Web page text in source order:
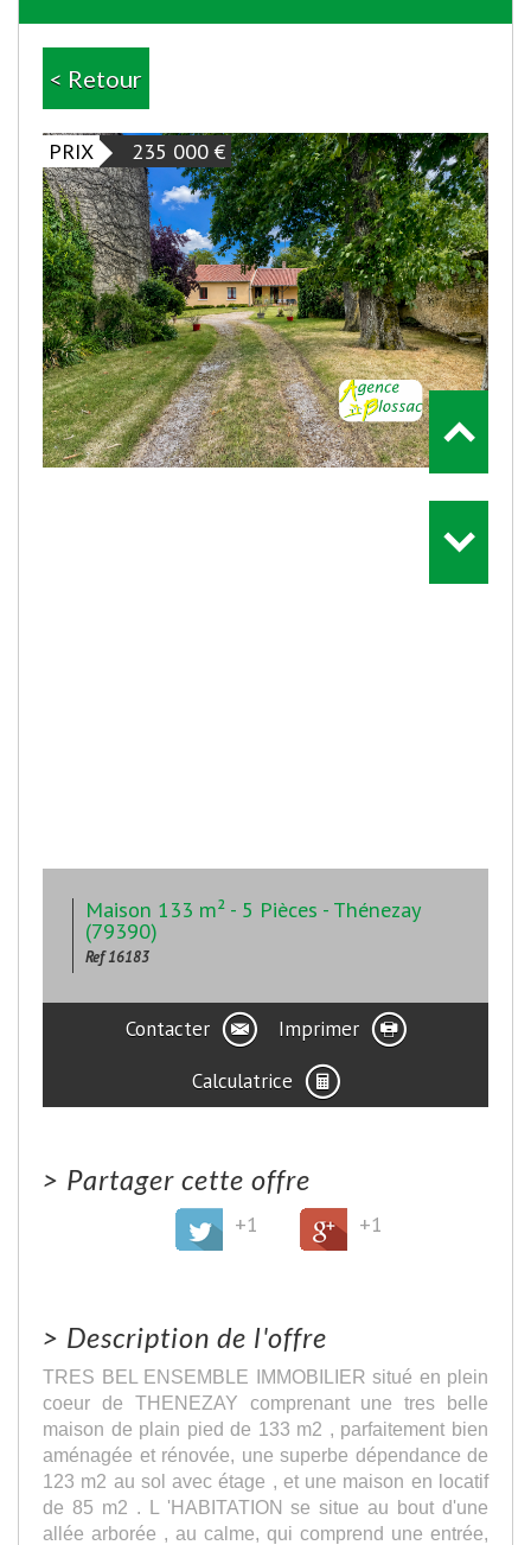
< Retour
PRIX 235 000 €
Maison 133 m² - 5 Pièces - Thénezay
(79390)
Ref 16183
Contacter
Imprimer
Calculatrice
> Partager cette offre
+1 +1
> Description de l'offre
TRES BEL ENSEMBLE IMMOBILIER situé en plein
coeur de THENEZAY comprenant une tres belle
maison de plain pied de 133 m2 , parfaitement bien
aménagée et rénovée, une superbe dépendance de
123 m2 au sol avec étage , et une maison en locatif
de 85 m2 . L 'HABITATION se situe au bout d'une
allée arborée , au calme, qui comprend une entrée,